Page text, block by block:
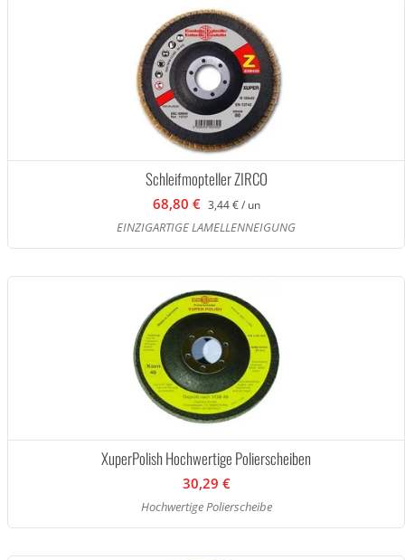
Schleifmopteller ZIRCO
68,80 € 3,44 € / un
EINZIGARTIGE LAMELLENNEIGUNG
XuperPolish Hochwertige Polierscheiben
30,29 €
Hochwertige Polierscheibe